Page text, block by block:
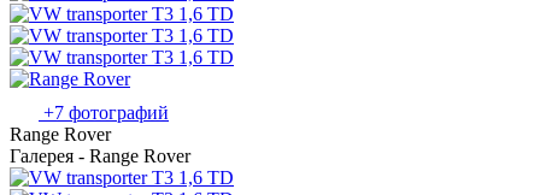
+7 фотографий
Range Rover
Галерея - Range Rover